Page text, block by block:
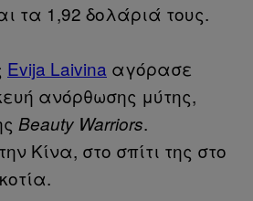
τα 1,92 δολάριά τους.
Evija Laivina αγόρασε
ανόρθωσης μύτης,
Beauty Warriors.
Κίνα, στο σπίτι της στο